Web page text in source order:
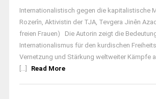
Internationalistisch gegen die kapitalistische
Rozerîn, Aktivistin der TJA, Tevgera Jinên
freien Frauen) Die Autorin zeigt die
Internationalismus für den kurdischen
Vernetzung und Stärkung weltweiter Kämpfe
[...]
Read More